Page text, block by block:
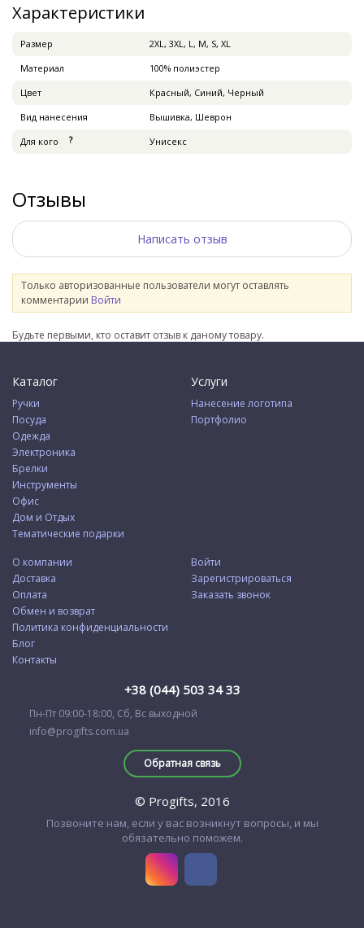
Характеристики
Pазмер
2XL, 3XL, L, M, S, XL
Материал
100% полиэстер
Цвет
Красный, Синий, Черный
Вид нанесения
Вышивка, Шеврон
Для кого
Унисекс
Отзывы
Написать отзыв
Только авторизованные пользователи могут оставлять
комментарии Войти
Будьте первыми, кто оставит отзыв к даному товару.
Каталог
Ручки
Посуда
Одежда
Электроника
Брелки
Инструменты
Офис
Дом и Отдых
Тематические подарки
Услуги
Нанесение логотипа
Портфолио
О компании
Доставка
Оплата
Обмен и возврат
Политика конфиденциальности
Блог
Контакты
Войти
Зарегистрироваться
Заказать звонок
+38 (044) 503 34 33
Пн-Пт 09:00-18:00, Сб, Вс выходной
info@progifts.com.ua
Обратная связь
© Progifts, 2016
Позвоните нам, если у вас возникнут вопросы, и мы
обязательно поможем.